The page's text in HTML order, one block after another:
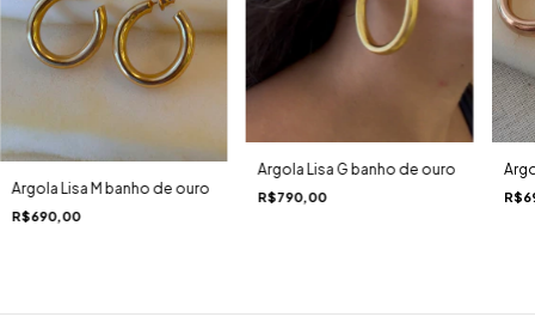
Argola Lisa M banho de ouro
R$690,00
Argola Lisa G banho de ouro
R$790,00